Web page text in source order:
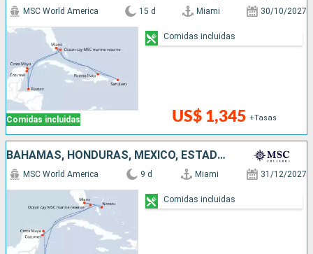
Comidas incluidas
MSC World America 15 d Miami 30/10/2027
US$ 1,345 +Tasas
Comidas incluidas
BAHAMAS, HONDURAS, MÉXICO, ESTADOS UNIDOS
MSC World America 9 d Miami 31/12/2027
Comidas incluidas